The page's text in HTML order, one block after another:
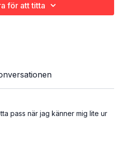
cylinderformat tex ihoprullad
för att titta
pass när jag känner mig lite ur